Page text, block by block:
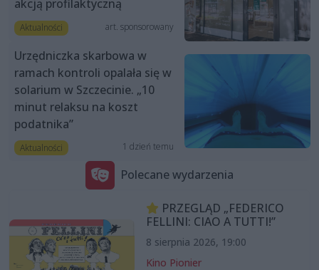
akcją profilaktyczną
Aktualności art. sponsorowany
Urzędniczka skarbowa w
ramach kontroli opalała się w
solarium w Szczecinie. „10
minut relaksu na koszt
podatnika”
Aktualności 1 dzień temu
Polecane wydarzenia
PRZEGLĄD „FEDERICO
FELLINI: CIAO A TUTTI!”
8 sierpnia 2026, 19:00
Kino Pionier